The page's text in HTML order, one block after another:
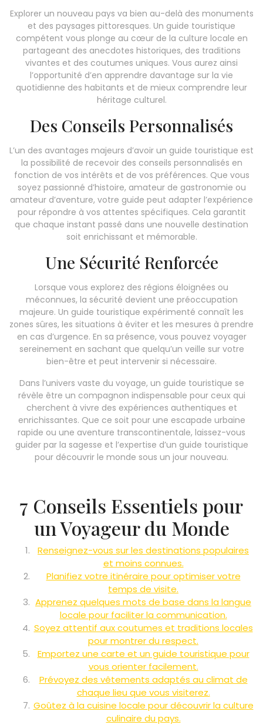
Explorer un nouveau pays va bien au-delà des monuments
et des paysages pittoresques. Un guide touristique
compétent vous plonge au cœur de la culture locale en
partageant des anecdotes historiques, des traditions
vivantes et des coutumes uniques. Vous aurez ainsi
l’opportunité d’en apprendre davantage sur la vie
quotidienne des habitants et de mieux comprendre leur
héritage culturel.
Des Conseils Personnalisés
L’un des avantages majeurs d’avoir un guide touristique est
la possibilité de recevoir des conseils personnalisés en
fonction de vos intérêts et de vos préférences. Que vous
soyez passionné d’histoire, amateur de gastronomie ou
amateur d’aventure, votre guide peut adapter l’expérience
pour répondre à vos attentes spécifiques. Cela garantit
que chaque instant passé dans une nouvelle destination
soit enrichissant et mémorable.
Une Sécurité Renforcée
Lorsque vous explorez des régions éloignées ou
méconnues, la sécurité devient une préoccupation
majeure. Un guide touristique expérimenté connaît les
zones sûres, les situations à éviter et les mesures à prendre
en cas d’urgence. En sa présence, vous pouvez voyager
sereinement en sachant que quelqu’un veille sur votre
bien-être et peut intervenir si nécessaire.
Dans l’univers vaste du voyage, un guide touristique se
révèle être un compagnon indispensable pour ceux qui
cherchent à vivre des expériences authentiques et
enrichissantes. Que ce soit pour une escapade urbaine
rapide ou une aventure transcontinentale, laissez-vous
guider par la sagesse et l’expertise d’un guide touristique
pour découvrir le monde sous un jour nouveau.
7 Conseils Essentiels pour
un Voyageur du Monde
Renseignez-vous sur les destinations populaires
et moins connues.
Planifiez votre itinéraire pour optimiser votre
temps de visite.
Apprenez quelques mots de base dans la langue
locale pour faciliter la communication.
Soyez attentif aux coutumes et traditions locales
pour montrer du respect.
Emportez une carte et un guide touristique pour
vous orienter facilement.
Prévoyez des vêtements adaptés au climat de
chaque lieu que vous visiterez.
Goûtez à la cuisine locale pour découvrir la culture
culinaire du pays.